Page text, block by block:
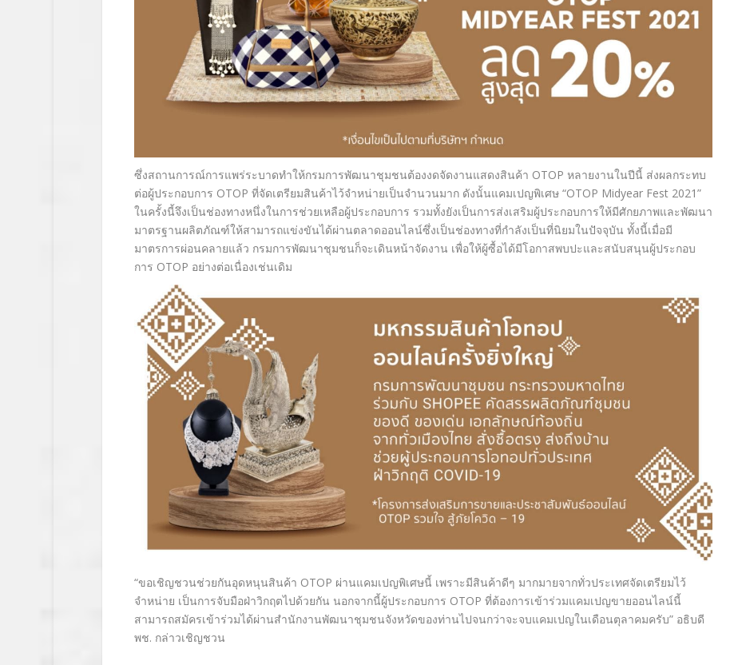
ซึ่งสถานการณ์การแพร่ระบาดทำให้กรมการพัฒนาชุมชนต้องงดจัดงานแสดงสินค้า OTOP หลายงานในปีนี้ ส่งผลกระทบ
ต่อผู้ประกอบการ OTOP ที่จัดเตรียมสินค้าไว้จำหน่ายเป็นจำนวนมาก ดังนั้นแคมเปญพิเศษ “OTOP Midyear Fest 2021”
ในครั้งนี้จึงเป็นช่องทางหนึ่งในการช่วยเหลือผู้ประกอบการ รวมทั้งยังเป็นการส่งเสริมผู้ประกอบการให้มีศักยภาพและพัฒนา
มาตรฐานผลิตภัณฑ์ให้สามารถแข่งขันได้ผ่านตลาดออนไลน์ซึ่งเป็นช่องทางที่กำลังเป็นที่นิยมในปัจจุบัน ทั้งนี้เมื่อมี
มาตรการผ่อนคลายแล้ว กรมการพัฒนาชุมชนก็จะเดินหน้าจัดงาน เพื่อให้ผู้ซื้อได้มีโอกาสพบปะและสนับสนุนผู้ประกอบ
การ OTOP อย่างต่อเนื่องเช่นเดิม
“ขอเชิญชวนช่วยกันอุดหนุนสินค้า OTOP ผ่านแคมเปญพิเศษนี้ เพราะมีสินค้าดีๆ มากมายจากทั่วประเทศจัดเตรียมไว้
จำหน่าย เป็นการจับมือฝ่าวิกฤตไปด้วยกัน นอกจากนี้ผู้ประกอบการ OTOP ที่ต้องการเข้าร่วมแคมเปญขายออนไลน์นี้
สามารถสมัครเข้าร่วมได้ผ่านสำนักงานพัฒนาชุมชนจังหวัดของท่านไปจนกว่าจะจบแคมเปญในเดือนตุลาคมครับ” อธิบดี
พช. กล่าวเชิญชวน